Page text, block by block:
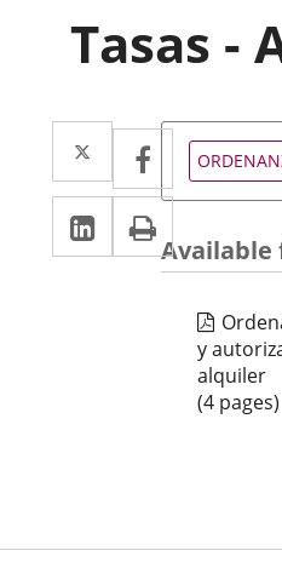
Tasas -
Twitter
Enlace
a
una
aplicación
externa.
Facebook
Enlace
a
una
externa.
Linkedin
Enlace
a
aplicación
externa.
Tipo
de
Available
y
alquiler
(4 pages)